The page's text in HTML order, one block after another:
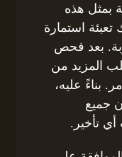
بمثل هذه
استمارة
بعد فحص
المزيد من
بناءً عليه،
جميع
تأخير.